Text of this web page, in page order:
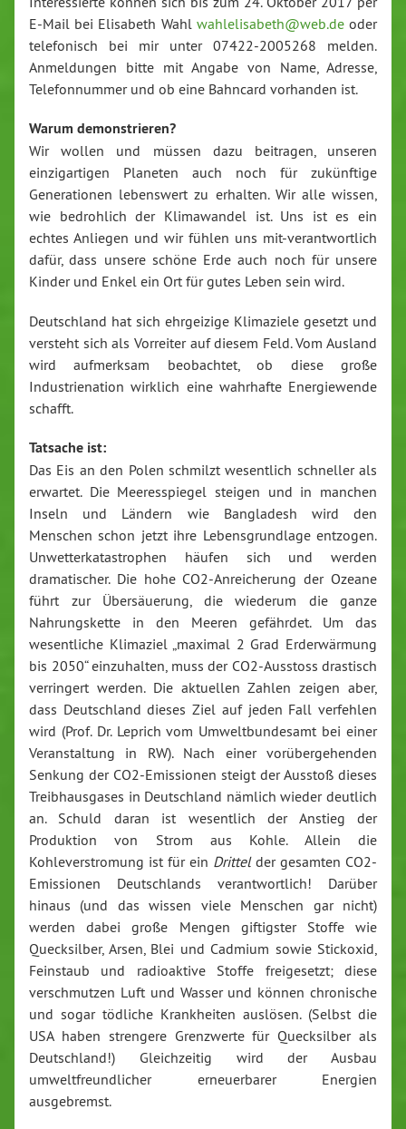
E-Mail bei Elisabeth Wahl wahlelisabeth@web.deoder
telefonisch bei mir unter 07422-2005268 melden.
Anmeldungen bitte mit Angabe von Name, Adresse,
Telefonnummer und ob eine Bahncard vorhanden ist.
Warum demonstrieren?
Wir wollen und müssen dazu beitragen, unseren
einzigartigen Planeten auch noch für zukünftige
Generationen lebenswert zu erhalten. Wir alle wissen,
wie bedrohlich der Klimawandel ist. Uns ist es ein
echtes Anliegen und wir fühlen uns mit-verantwortlich
dafür, dass unsere schöne Erde auch noch für unsere
Kinder und Enkel ein Ort für gutes Leben sein wird.
Deutschland hat sich ehrgeizige Klimaziele gesetzt und
versteht sich als Vorreiter auf diesem Feld. Vom Ausland
wird aufmerksam beobachtet, ob diese große
Industrienation wirklich eine wahrhafte Energiewende
schafft.
Tatsache ist:
Das Eis an den Polen schmilzt wesentlich schneller als
erwartet. Die Meeresspiegel steigen und in manchen
Inseln und Ländern wie Bangladesh wird den
Menschen schon jetzt ihre Lebensgrundlage entzogen.
Unwetterkatastrophen häufen sich und werden
dramatischer. Die hohe CO2-Anreicherung der Ozeane
führt zur Übersäuerung, die wiederum die ganze
Nahrungskette in den Meeren gefährdet. Um das
wesentliche Klimaziel „maximal 2 Grad Erderwärmung
bis 2050“ einzuhalten, muss der CO2-Ausstoss drastisch
verringert werden. Die aktuellen Zahlen zeigen aber,
dass Deutschland dieses Ziel auf jeden Fall verfehlen
wird (Prof. Dr. Leprich vom Umweltbundesamt bei einer
Veranstaltung in RW). Nach einer vorübergehenden
Senkung der CO2-Emissionen steigt der Ausstoß dieses
Treibhausgases in Deutschland nämlich wieder deutlich
an. Schuld daran ist wesentlich der Anstieg der
Produktion von Strom aus Kohle. Allein die
Kohleverstromung ist für ein Drittel der gesamten CO2-
Emissionen Deutschlands verantwortlich! Darüber
hinaus (und das wissen viele Menschen gar nicht)
werden dabei große Mengen giftigster Stoffe wie
Quecksilber, Arsen, Blei und Cadmium sowie Stickoxid,
Feinstaub und radioaktive Stoffe freigesetzt; diese
verschmutzen Luft und Wasser und können chronische
und sogar tödliche Krankheiten auslösen. (Selbst die
USA haben strengere Grenzwerte für Quecksilber als
Deutschland!) Gleichzeitig wird der Ausbau
umweltfreundlicher erneuerbarer Energien
ausgebremst.